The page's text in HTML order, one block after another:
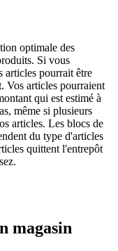
optimale des
Si vous
articles pourrait être
Vos articles pourraient
qui est estimé à
même si plusieurs
articles. Les blocs de
du type d'articles
quittent l'entrepôt
magasin